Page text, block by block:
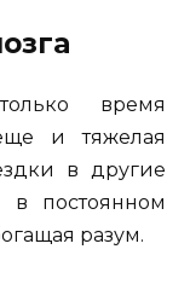
время
и тяжелая
в другие
постоянном
разум.